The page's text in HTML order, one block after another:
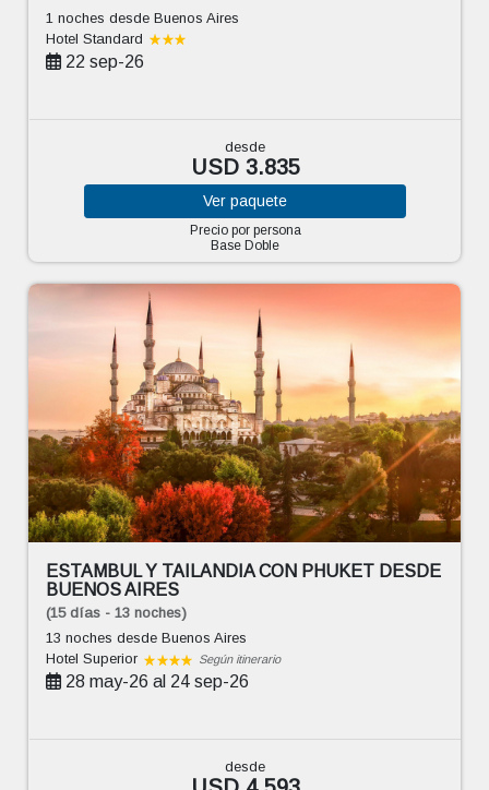
1 nochesdesde Buenos Aires
Hotel Standard
22 sep-26
desde
USD 3.835
Ver paquete
Precio por persona
Base Doble
ESTAMBUL Y TAILANDIA CON PHUKET DESDE
BUENOS AIRES
(15 días - 13 noches)
13 nochesdesde Buenos Aires
Hotel Superior
Según itinerario
28 may-26 al 24 sep-26
desde